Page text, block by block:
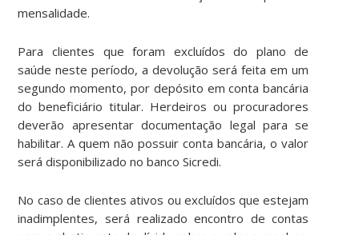
mensalidade.
Para clientes que foram excluídos do plano de
saúde neste período, a devolução será feita em um
segundo momento, por depósito em conta bancária
do beneficiário titular. Herdeiros ou procuradores
deverão apresentar documentação legal para se
habilitar. A quem não possuir conta bancária, o valor
será disponibilizado no banco Sicredi.
No caso de clientes ativos ou excluídos que estejam
inadimplentes, será realizado encontro de contas